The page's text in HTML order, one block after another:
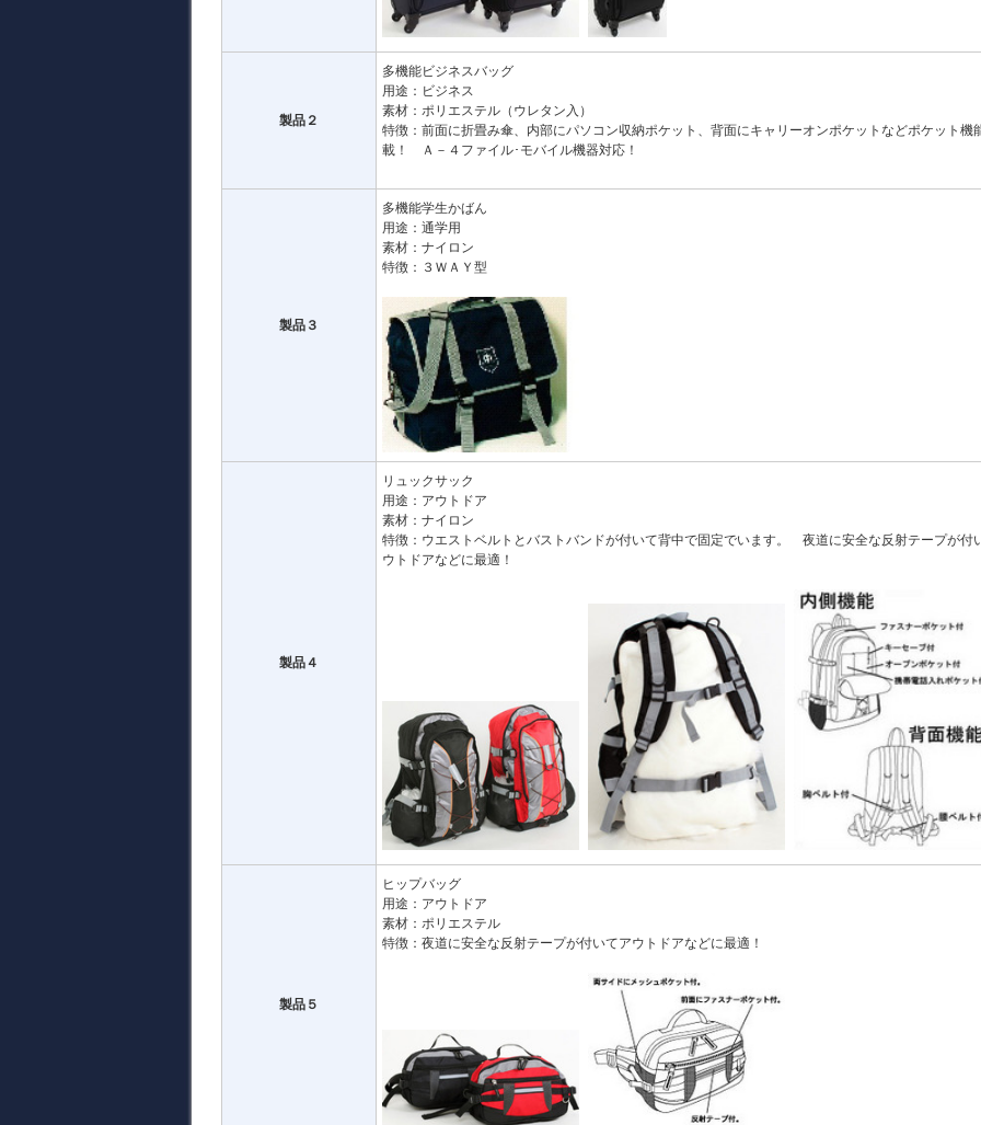
製品２
多機能ビジネスバッグ
用途：ビジネス
素材：ポリエステル（ウレタン入）
特徴：前面に折畳み傘、内部にパソコン収納ポケット、背面にキャリーオンポケットなどポケット機
載！ Ａ－４ファイル･モバイル機器対応！
製品３
多機能学生かばん
用途：通学用
素材：ナイロン
特徴：３ＷＡＹ型
製品４
リュックサック
用途：アウトドア
素材：ナイロン
特徴：ウエストベルトとバストバンドが付いて背中で固定でいます。 夜道に安全な反射テープが付
ウトドアなどに最適！
製品５
ヒップバッグ
用途：アウトドア
素材：ポリエステル
特徴：夜道に安全な反射テープが付いてアウトドアなどに最適！